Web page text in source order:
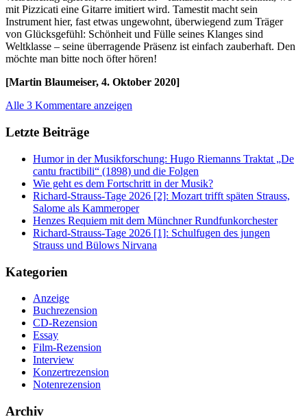
mit Pizzicati eine Gitarre imitiert wird. Tamestit macht sein
Instrument hier, fast etwas ungewohnt, überwiegend zum Träger
von Glücksgefühl: Schönheit und Fülle seines Klanges sind
Weltklasse – seine überragende Präsenz ist einfach zauberhaft. Den
möchte man bitte noch öfter hören!
[Martin Blaumeiser, 4. Oktober 2020]
Alle 3 Kommentare anzeigen
Letzte Beiträge
Humor in der Musikforschung: Hugo Riemanns Traktat „De
cantu fractibili“ (1898) und die Folgen
Wie geht es dem Fortschritt in der Musik?
Richard-Strauss-Tage 2026 [2]: Mozart trifft späten Strauss,
Salome als Kammeroper
Henzes Requiem mit dem Münchner Rundfunkorchester
Richard-Strauss-Tage 2026 [1]: Schulfugen des jungen
Strauss und Bülows Nirvana
Kategorien
Anzeige
Buchrezension
CD-Rezension
Essay
Film-Rezension
Interview
Konzertrezension
Notenrezension
Archiv